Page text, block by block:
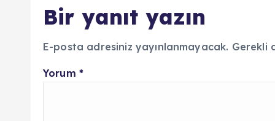
Bir yanıt yazın
E-posta adresiniz yayınlanmayacak. Gerekli
Yorum *